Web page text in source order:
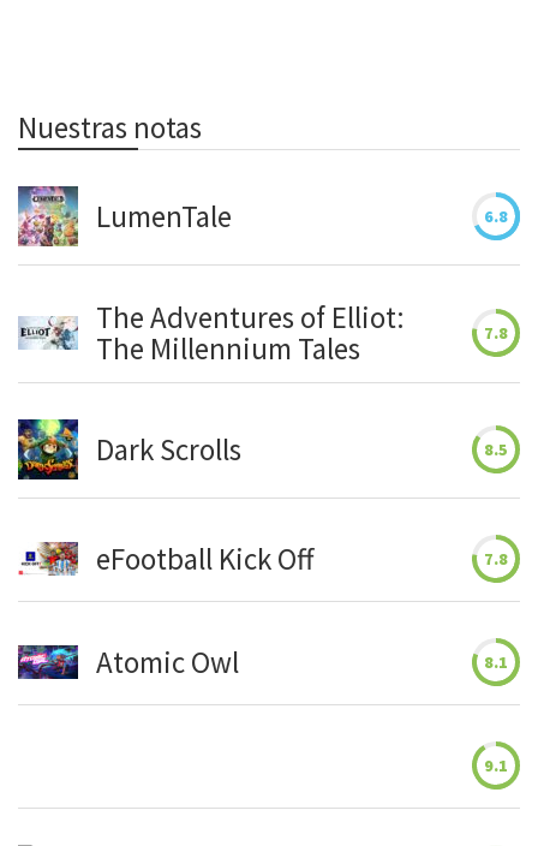
Nuestras notas
LumenTale 6.8
The Adventures of Elliot:
The Millennium Tales
7.8
Dark Scrolls 8.5
eFootball Kick Off 7.8
Atomic Owl 8.1
9.1